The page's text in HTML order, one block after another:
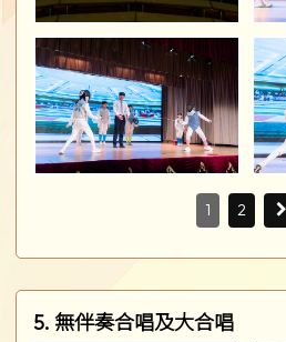
1 2
5. 無伴奏合唱及大合唱